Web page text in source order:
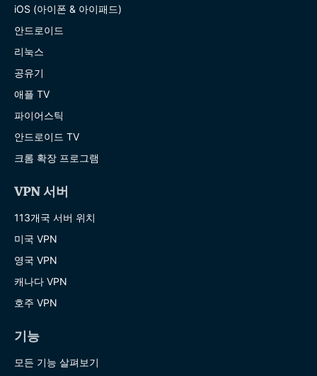
iOS (아이폰 & 아이패드)
안드로이드
리눅스
공유기
애플 TV
파이어스틱
안드로이드 TV
크롬 확장 프로그램
VPN 서버
113개국 서버 위치
미국 VPN
영국 VPN
캐나다 VPN
호주 VPN
기능
모든 기능 살펴보기